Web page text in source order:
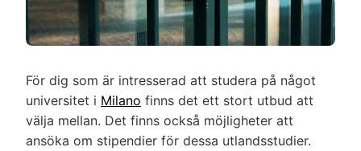
För dig som är intresserad att studera på något
universitet i Milano finns det ett stort utbud att
välja mellan. Det finns också möjligheter att
ansöka om stipendier för dessa utlandsstudier.